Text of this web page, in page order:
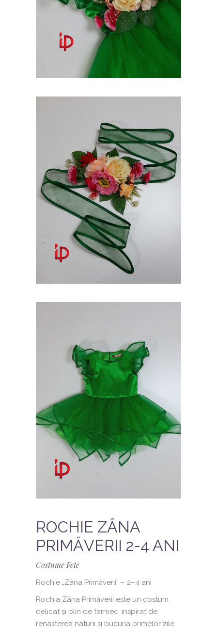
ROCHIE ZÂNA
PRIMĂVERII 2-4 ANI
Costume Fete
Rochie „Zâna Primăverii” – 2–4 ani
Rochia Zâna Primăverii este un costum
delicat și plin de farmec, inspirat de
renașterea naturii și bucuria primelor zile